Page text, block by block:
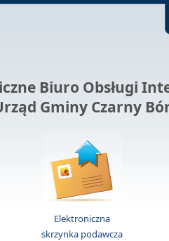
Biuro Obsługi
Gminy Czarny
Elektroniczna
skrzynka podawcza